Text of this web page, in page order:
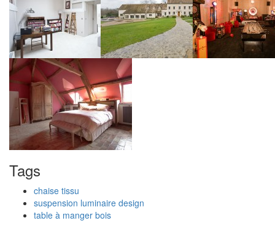
Tags
chaise tissu
suspension luminaire design
table à manger bois